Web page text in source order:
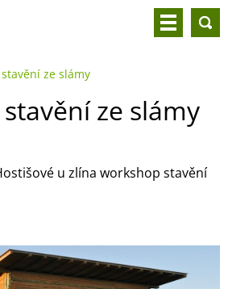
ze slámy
ze slámy
u zlína workshop stavění